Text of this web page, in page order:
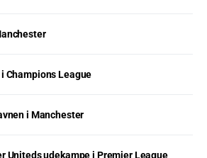
Champions League
i Manchester
Uniteds udekampe i Premier League